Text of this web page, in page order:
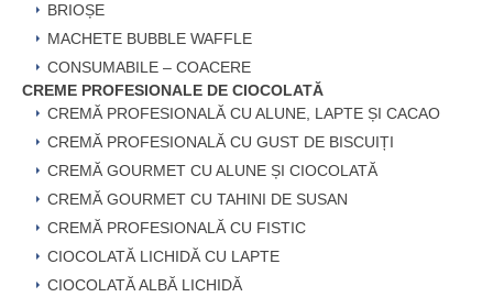
BRIOȘE
MACHETE BUBBLE WAFFLE
CONSUMABILE – COACERE
CREME PROFESIONALE DE CIOCOLATĂ
CREMĂ PROFESIONALĂ CU ALUNE, LAPTE ȘI CACAO
CREMĂ PROFESIONALĂ CU GUST DE BISCUIȚI
CREMĂ GOURMET CU ALUNE ȘI CIOCOLATĂ
CREMĂ GOURMET CU TAHINI DE SUSAN
CREMĂ PROFESIONALĂ CU FISTIC
CIOCOLATĂ LICHIDĂ CU LAPTE
CIOCOLATĂ ALBĂ LICHIDĂ